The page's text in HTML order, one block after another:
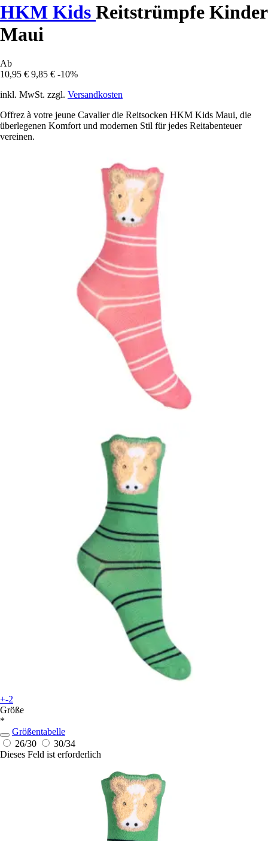
HKM Kids Reitstrümpfe Kinder
Maui
Ab
10,95 € 9,85 € -10%
inkl. MwSt. zzgl. Versandkosten
Offrez à votre jeune Cavalier die Reitsocken HKM Kids Maui, die
überlegenen Komfort und modernen Stil für jedes Reitabenteuer
vereinen.
+-2
Größe
*
Größentabelle
26/30
30/34
Dieses Feld ist erforderlich